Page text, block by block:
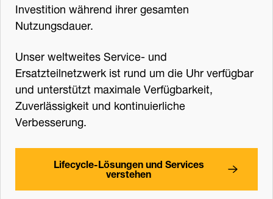
Investition während ihrer gesamten
Nutzungsdauer.
Unser weltweites Service- und
Ersatzteilnetzwerk ist rund um die Uhr verfügbar
und unterstützt maximale Verfügbarkeit,
Zuverlässigkeit und kontinuierliche
Verbesserung.
Lifecycle-Lösungen und Services
verstehen